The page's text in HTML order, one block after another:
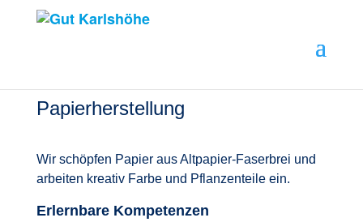
Papierherstellung
Wir schöpfen Papier aus Altpapier-Faserbrei und
arbeiten kreativ Farbe und Pflanzenteile ein.
Erlernbare Kompetenzen